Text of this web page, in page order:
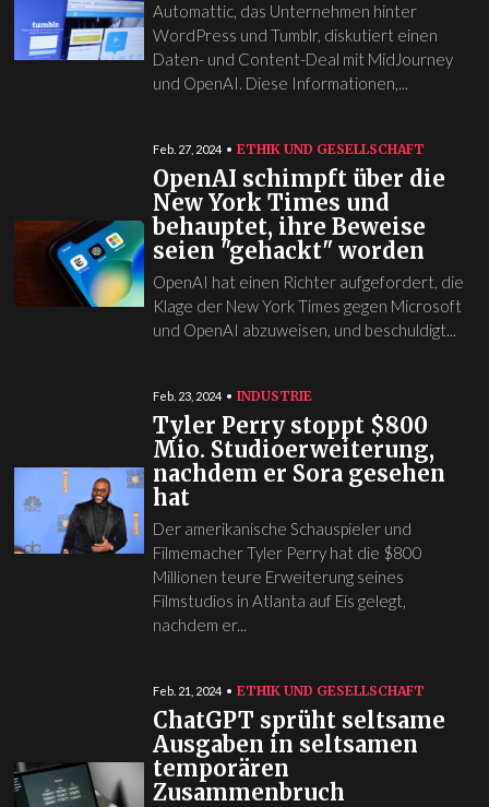
Automattic, das Unternehmen hinter
WordPress und Tumblr, diskutiert einen
Daten- und Content-Deal mit MidJourney
und OpenAI. Diese Informationen,...
Feb. 27, 2024 ETHIK UND GESELLSCHAFT
OpenAI schimpft über die
New York Times und
behauptet, ihre Beweise
seien "gehackt" worden
OpenAI hat einen Richter aufgefordert, die
Klage der New York Times gegen Microsoft
und OpenAI abzuweisen, und beschuldigt...
Feb. 23, 2024 INDUSTRIE
Tyler Perry stoppt $800
Mio. Studioerweiterung,
nachdem er Sora gesehen
hat
Der amerikanische Schauspieler und
Filmemacher Tyler Perry hat die $800
Millionen teure Erweiterung seines
Filmstudios in Atlanta auf Eis gelegt,
nachdem er...
Feb. 21, 2024 ETHIK UND GESELLSCHAFT
ChatGPT sprüht seltsame
Ausgaben in seltsamen
temporären
Zusammenbruch